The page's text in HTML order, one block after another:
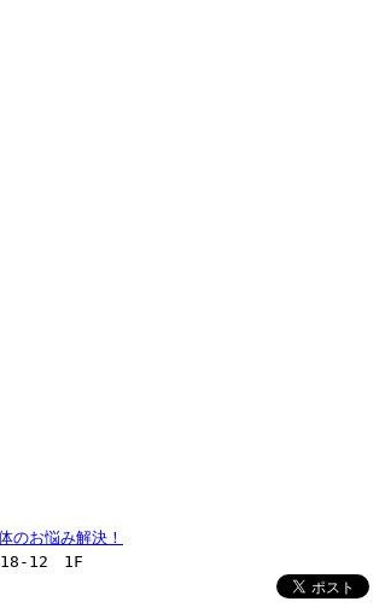
のお悩み解決！
18-12 1F